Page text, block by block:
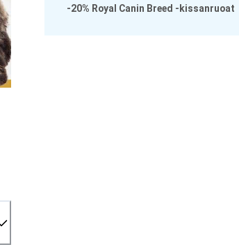
-20% Royal Canin Breed -kissanruoat